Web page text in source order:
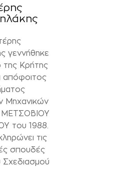
γεννήθηκε
της Κρήτης
απόφοιτος
Μηχανικών
ΜΕΤΣΟΒΙΟΥ
του 1988.
τις
σπουδές
Σχεδιασμού